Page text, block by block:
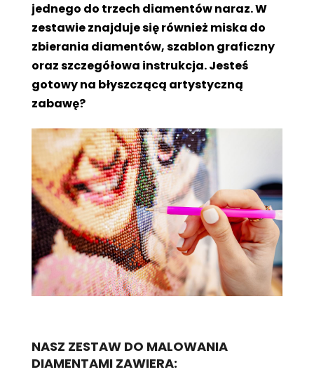
jednego do trzech diamentów naraz. W
zestawie znajduje się również miska do
zbierania diamentów, szablon graficzny
oraz szczegółowa instrukcja. Jesteś
gotowy na błyszczącą artystyczną
zabawę?
NASZ ZESTAW DO MALOWANIA
DIAMENTAMI ZAWIERA: